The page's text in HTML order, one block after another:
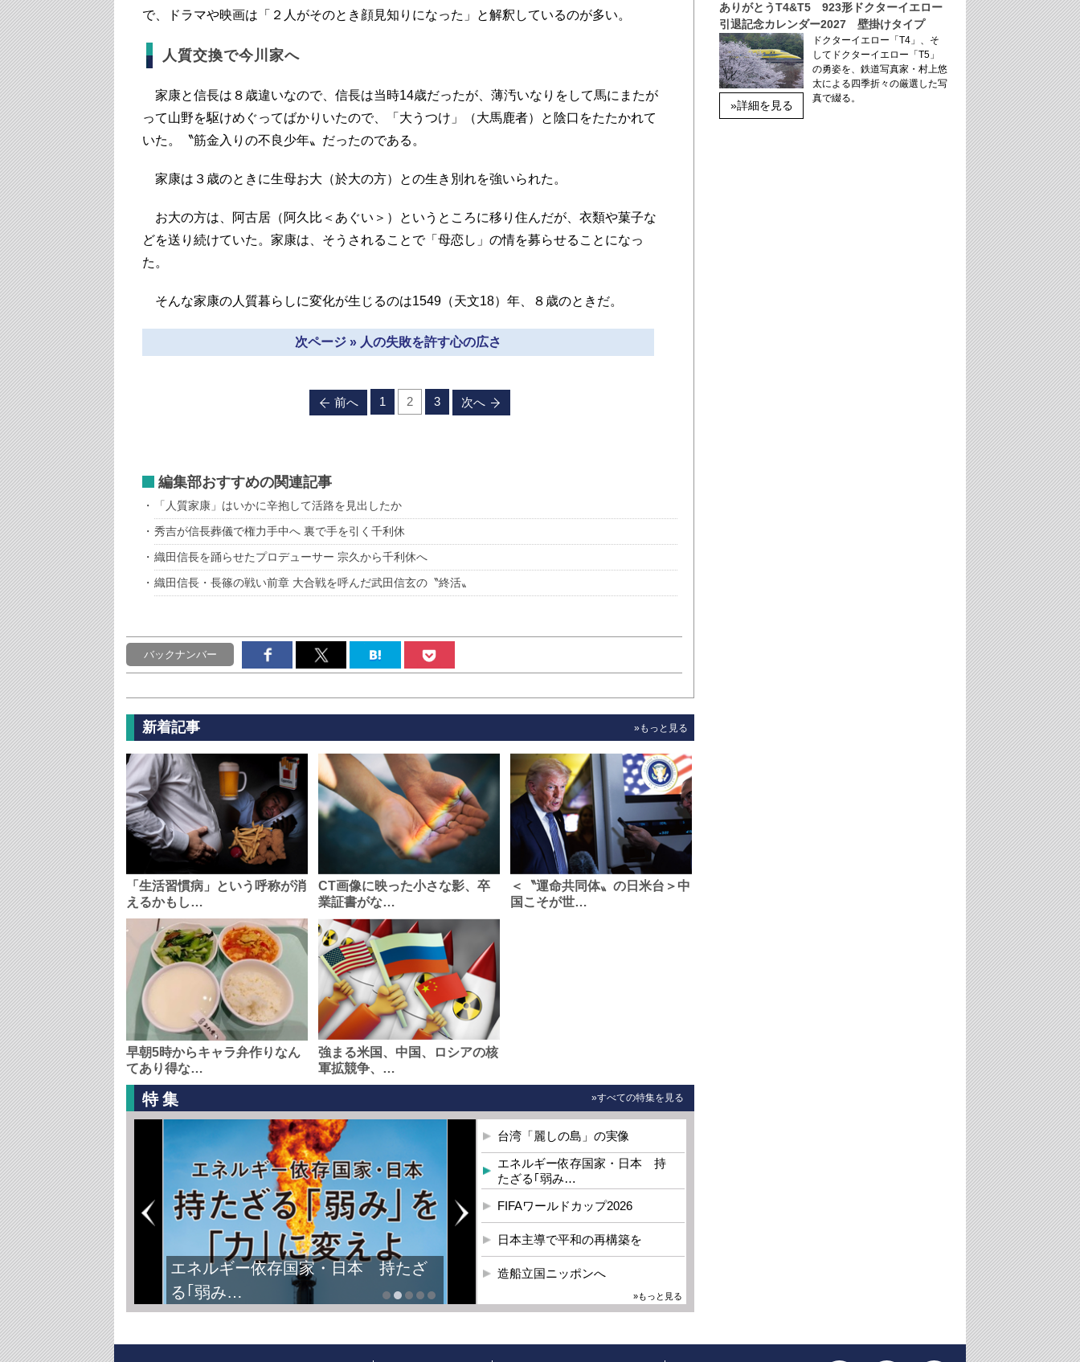
で、ドラマや映画は「２人がそのとき顔見知りになった」と解釈しているのが多い。
人質交換で今川家へ
家康と信長は８歳違いなので、信長は当時14歳だったが、薄汚いなりをして馬にまたが
って山野を駆けめぐってばかりいたので、「大うつけ」（大馬鹿者）と陰口をたたかれて
いた。〝筋金入りの不良少年〟だったのである。
家康は３歳のときに生母お大（於大の方）との生き別れを強いられた。
お大の方は、阿古居（阿久比＜あぐい＞）というところに移り住んだが、衣類や菓子な
どを送り続けていた。家康は、そうされることで「母恋し」の情を募らせることになっ
た。
そんな家康の人質暮らしに変化が生じるのは1549（天文18）年、８歳のときだ。
次ページ » 人の失敗を許す心の広さ
前へ 1 2 3 次へ
編集部おすすめの関連記事
「人質家康」はいかに辛抱して活路を見出したか
秀吉が信長葬儀で権力手中へ 裏で手を引く千利休
織田信長を踊らせたプロデューサー 宗久から千利休へ
織田信長・長篠の戦い前章 大合戦を呼んだ武田信玄の〝終活〟
バックナンバー
新着記事 »もっと見る
「生活習慣病」という呼称が消
えるかもし…
CT画像に映った小さな影、卒
業証書がな…
＜〝運命共同体〟の日米台＞中
国こそが世…
早朝5時からキャラ弁作りなん
てあり得な…
強まる米国、中国、ロシアの核
軍拡競争、…
特集 »すべての特集を見る
エネルギー依存国家・日本 持たざ
る｢弱み…
台湾「麗しの島」の実像
エネルギー依存国家・日本 持
たざる｢弱み…
FIFAワールドカップ2026
日本主導で平和の再構築を
造船立国ニッポンへ
»もっと見る
ありがとうT4&T5 923形ドクターイエロー
引退記念カレンダー2027 壁掛けタイプ
»詳細を見る
ドクターイエロー「T4」、そ
してドクターイエロー「T5」
の勇姿を、鉄道写真家・村上悠
太による四季折々の厳選した写
真で綴る。